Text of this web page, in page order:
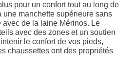
pour un confort tout au long de
une manchette supérieure sans
de la laine Mérinos. Le
avec des zones et un soutien
le confort de vos pieds,
chaussettes ont des propriétés